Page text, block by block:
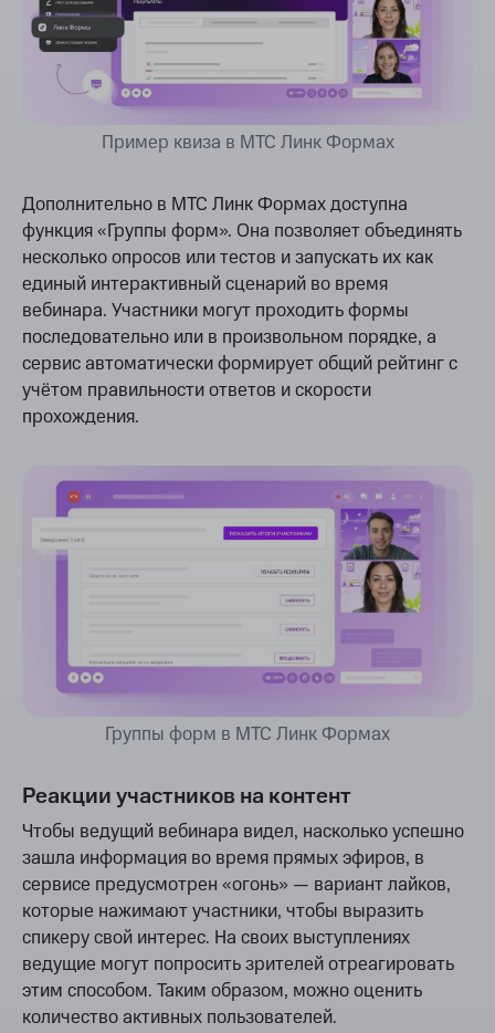
Пример квиза в МТС Линк Формах
Дополнительно в МТС Линк Формах доступна
функция «Группы форм». Она позволяет объединять
несколько опросов или тестов и запускать их как
единый интерактивный сценарий во время
вебинара. Участники могут проходить формы
последовательно или в произвольном порядке, а
сервис автоматически формирует общий рейтинг с
учётом правильности ответов и скорости
прохождения.
Группы форм в МТС Линк Формах
Реакции участников на контент
Чтобы ведущий вебинара видел, насколько успешно
зашла информация во время прямых эфиров, в
сервисе предусмотрен «огонь» — вариант лайков,
которые нажимают участники, чтобы выразить
спикеру свой интерес. На своих выступлениях
ведущие могут попросить зрителей отреагировать
этим способом. Таким образом, можно оценить
количество активных пользователей.